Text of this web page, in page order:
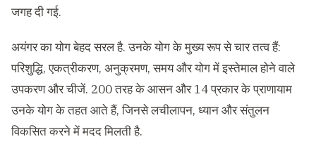
जगह दी गई.
अयंगर का योग बेहद सरल है. उनके योग के मुख्य रूप से चार तत्व हैं:
परिशुद्ध‍ि, एकत्रीकरण, अनुक्रमण, समय और योग में इस्तेमाल होने वाले
उपकरण और चीजें. 200 तरह के आसन और 14 प्रकार के प्राणायाम
उनके योग के तहत आते हैं, जिनसे लचीलापन, ध्यान और संतुलन
विकसित करने में मदद मिलती है.